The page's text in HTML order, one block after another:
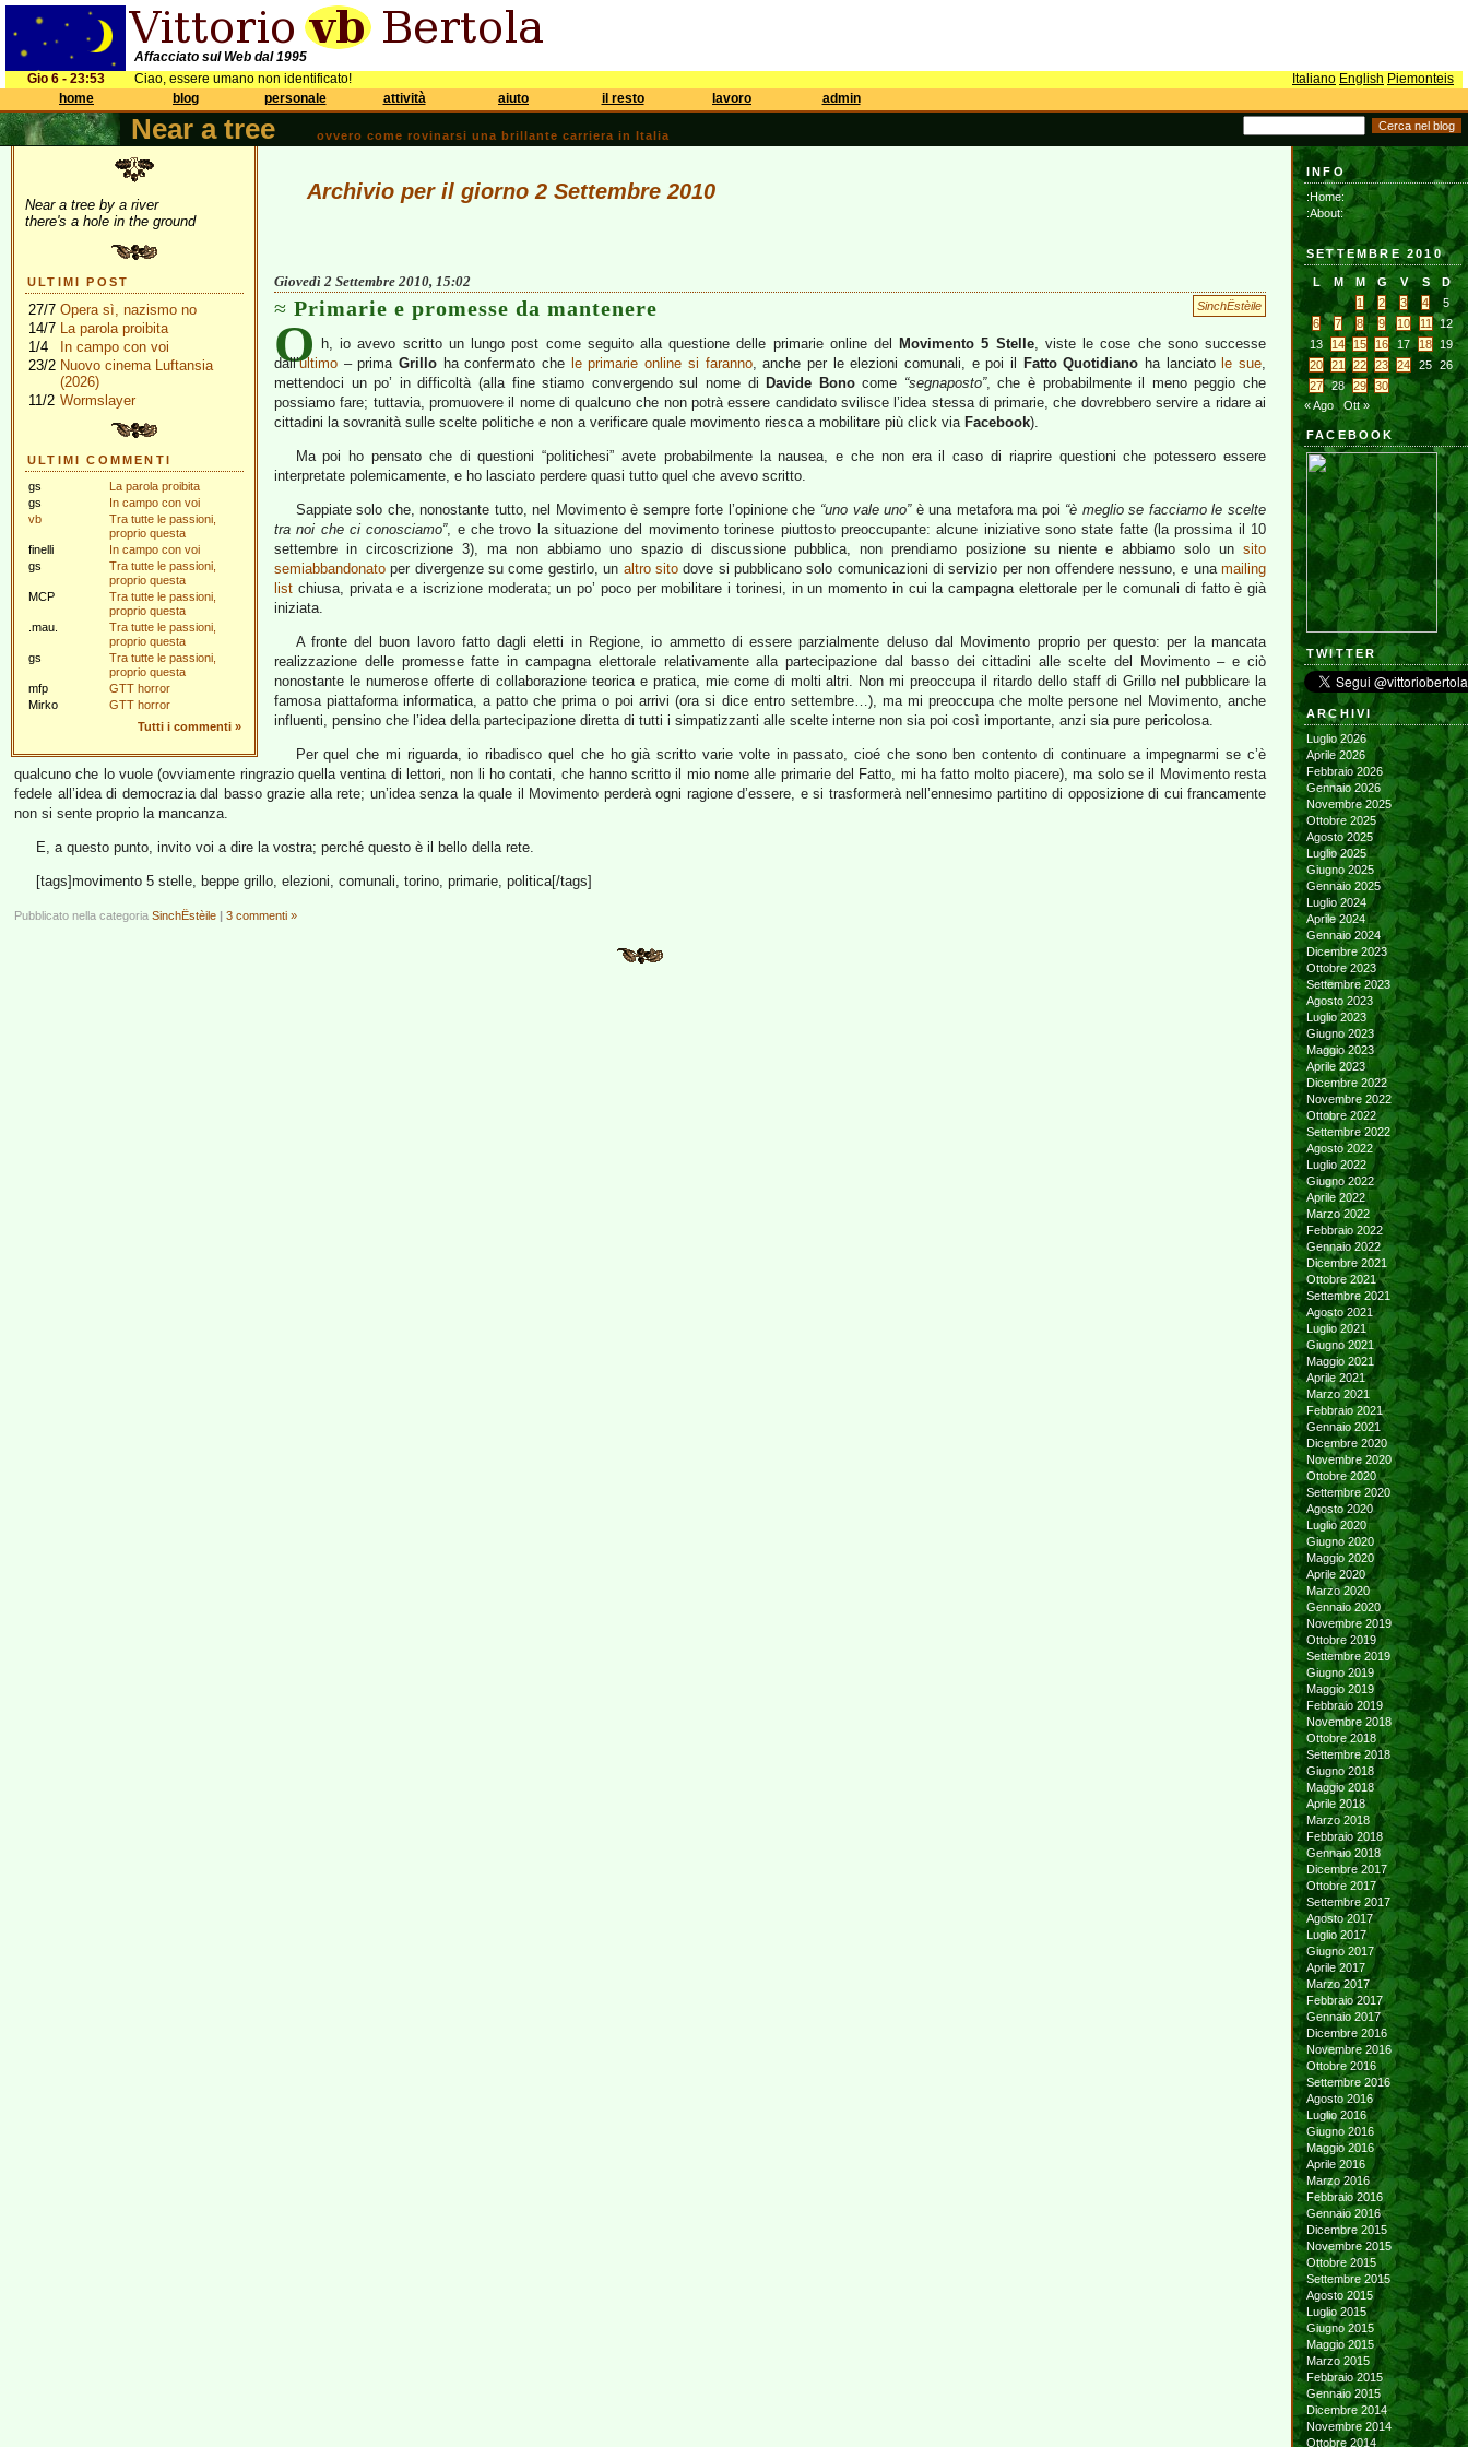
Affacciato sul Web dal 1995
Gio 6 - 23:53
Ciao, essere umano non identificato! Italiano English Piemonteis
home
blog personale attività aiuto il resto lavoro admin
Near a tree ovvero come rovinarsi una brillante carriera in Italia
Near a tree by a river
there's a hole in the ground
ULTIMI POST
27/7 Opera sì, nazismo no
14/7 La parola proibita
1/4
In campo con voi
23/2 Nuovo cinema Luftansia
(2026)
11/2 Wormslayer
ULTIMI COMMENTI
gs
La parola proibita
gs
In campo con voi
vb
Tra tutte le passioni,
proprio questa
finelli
In campo con voi
gs
Tra tutte le passioni,
proprio questa
MCP
Tra tutte le passioni,
proprio questa
.mau.
Tra tutte le passioni,
proprio questa
gs
Tra tutte le passioni,
proprio questa
mfp
GTT horror
Mirko
GTT horror
Tutti i commenti »
Archivio per il giorno 2 Settembre 2010
Giovedì 2 Settembre 2010, 15:02
SinchËstèile
Primarie e promesse da mantenere
O h, io avevo scritto un lungo post come seguito alla questione delle primarie online del Movimento 5 Stelle, viste le cose che sono successe
dall’ultimo – primaGrillo ha confermato che le primarie online si faranno, anche per le elezioni comunali, e poi il Fatto Quotidiano ha lanciato le sue,
mettendoci un po’ in difficoltà (alla fine stiamo convergendo sul nome di Davide Bonocome “segnaposto”, che è probabilmente il meno peggio che
possiamo fare; tuttavia, promuovere il nome di qualcuno che non potrà essere candidato svilisce l’idea stessa di primarie, che dovrebbero servire a ridare ai
cittadini la sovranità sulle scelte politiche e non a verificare quale movimento riesca a mobilitare più click via Facebook).
Ma poi ho pensato che di questioni “politichesi” avete probabilmente la nausea, e che non era il caso di riaprire questioni che potessero essere
interpretate polemicamente, e ho lasciato perdere quasi tutto quel che avevo scritto.
Sappiate solo che, nonostante tutto, nel Movimento è sempre forte l’opinione che “uno vale uno”è una metafora ma poi “è meglio se facciamo le scelte
tra noi che ci conosciamo”, e che trovo la situazione del movimento torinese piuttosto preoccupante: alcune iniziative sono state fatte (la prossima il 10
settembre in circoscrizione 3), ma non abbiamo uno spazio di discussione pubblica, non prendiamo posizione su niente e abbiamo solo un sito
semiabbandonato per divergenze su come gestirlo, un altro sitodove si pubblicano solo comunicazioni di servizio per non offendere nessuno, e unamailing
list chiusa, privata e a iscrizione moderata; un po’ poco per mobilitare i torinesi, in un momento in cui la campagna elettorale per le comunali di fatto è già
iniziata.
A fronte del buon lavoro fatto dagli eletti in Regione, io ammetto di essere parzialmente deluso dal Movimento proprio per questo: per la mancata
realizzazione delle promesse fatte in campagna elettorale relativamente alla partecipazione dal basso dei cittadini alle scelte del Movimento – e ciò
nonostante le numerose offerte di collaborazione teorica e pratica, mie come di molti altri. Non mi preoccupa il ritardo dello staff di Grillo nel pubblicare la
famosa piattaforma informatica, a patto che prima o poi arrivi (ora si dice entro settembre…), ma mi preoccupa che molte persone nel Movimento, anche
influenti, pensino che l’idea della partecipazione diretta di tutti i simpatizzanti alle scelte interne non sia poi così importante, anzi sia pure pericolosa.
Per quel che mi riguarda, io ribadisco quel che ho già scritto varie volte in passato, cioé che sono ben contento di continuare a impegnarmi se c’è
qualcuno che lo vuole (ovviamente ringrazio quella ventina di lettori, non li ho contati, che hanno scritto il mio nome alle primarie del Fatto, mi ha fatto molto piacere), ma solo se il Movimento resta
fedele all’idea di democrazia dal basso grazie alla rete; un’idea senza la quale il Movimento perderà ogni ragione d’essere, e si trasformerà nell’ennesimo partitino di opposizione di cui francamente
non si sente proprio la mancanza.
E, a questo punto, invito voi a dire la vostra; perché questo è il bello della rete.
[tags]movimento 5 stelle, beppe grillo, elezioni, comunali, torino, primarie, politica[/tags]
Pubblicato nella categoria SinchËstèile | 3 commenti »
INFO
:Home:
:About:
SETTEMBRE 2010
L M M G V S
D
1
2 3 4
5
6
7 8 9 10 11
12
13
14 15 16 17 18
19
20
21 22 23 24 25 26
27
28 29
30
« Ago
Ott »
FACEBOOK
TWITTER
ARCHIVI
Luglio 2026
Aprile 2026
Febbraio 2026
Gennaio 2026
Novembre 2025
Ottobre 2025
Agosto 2025
Luglio 2025
Giugno 2025
Gennaio 2025
Luglio 2024
Aprile 2024
Gennaio 2024
Dicembre 2023
Ottobre 2023
Settembre 2023
Agosto 2023
Luglio 2023
Giugno 2023
Maggio 2023
Aprile 2023
Dicembre 2022
Novembre 2022
Ottobre 2022
Settembre 2022
Agosto 2022
Luglio 2022
Giugno 2022
Aprile 2022
Marzo 2022
Febbraio 2022
Gennaio 2022
Dicembre 2021
Ottobre 2021
Settembre 2021
Agosto 2021
Luglio 2021
Giugno 2021
Maggio 2021
Aprile 2021
Marzo 2021
Febbraio 2021
Gennaio 2021
Dicembre 2020
Novembre 2020
Ottobre 2020
Settembre 2020
Agosto 2020
Luglio 2020
Giugno 2020
Maggio 2020
Aprile 2020
Marzo 2020
Gennaio 2020
Novembre 2019
Ottobre 2019
Settembre 2019
Giugno 2019
Maggio 2019
Febbraio 2019
Novembre 2018
Ottobre 2018
Settembre 2018
Giugno 2018
Maggio 2018
Aprile 2018
Marzo 2018
Febbraio 2018
Gennaio 2018
Dicembre 2017
Ottobre 2017
Settembre 2017
Agosto 2017
Luglio 2017
Giugno 2017
Aprile 2017
Marzo 2017
Febbraio 2017
Gennaio 2017
Dicembre 2016
Novembre 2016
Ottobre 2016
Settembre 2016
Agosto 2016
Luglio 2016
Giugno 2016
Maggio 2016
Aprile 2016
Marzo 2016
Febbraio 2016
Gennaio 2016
Dicembre 2015
Novembre 2015
Ottobre 2015
Settembre 2015
Agosto 2015
Luglio 2015
Giugno 2015
Maggio 2015
Marzo 2015
Febbraio 2015
Gennaio 2015
Dicembre 2014
Novembre 2014
Ottobre 2014